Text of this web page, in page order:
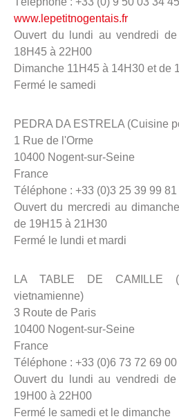
www.lepetitnogentais.fr
Ouvert du lundi au vendredi
18H45 à 22H00
Dimanche 11H45 à 14H30 et de
Fermé le samedi
PEDRA DA ESTRELA (Cuisine
1 Rue de l'Orme
10400 Nogent-sur-Seine
France
Téléphone : +33 (0)3 25 39 99 81
Ouvert du mercredi au
de 19H15 à 21H30
Fermé le lundi et mardi
LA TABLE DE CAMILLE
vietnamienne)
3 Route de Paris
10400 Nogent-sur-Seine
France
Téléphone : +33 (0)6 73 72 69 00
Ouvert du lundi au vendredi
19H00 à 22H00
Fermé le samedi et le dimanche